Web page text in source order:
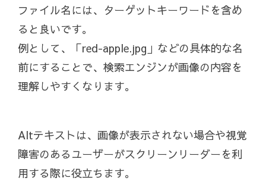
ファイル名には、ターゲットキーワードを含め
ると良いです。
例として、「red-apple.jpg」などの具体的な名
前にすることで、検索エンジンが画像の内容を
理解しやすくなります。
Altテキストは、画像が表示されない場合や視覚
障害のあるユーザーがスクリーンリーダーを利
用する際に役立ちます。